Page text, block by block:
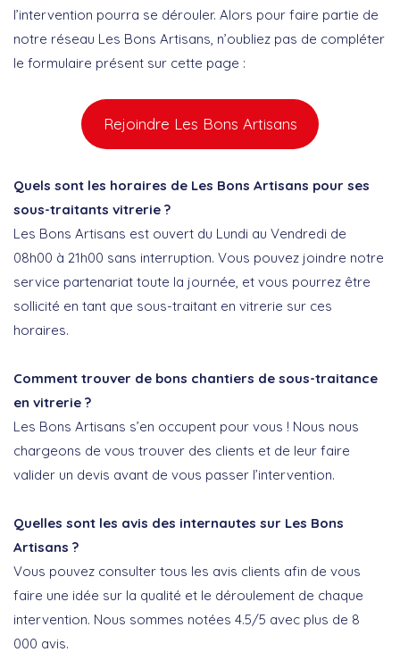
l’intervention pourra se dérouler. Alors pour faire partie de
notre réseau Les Bons Artisans, n’oubliez pas de compléter
le formulaire présent sur cette page :
Rejoindre Les Bons Artisans
Quels sont les horaires de Les Bons Artisans pour ses
sous-traitants vitrerie ?
Les Bons Artisans est ouvert du Lundi au Vendredi de
08h00 à 21h00 sans interruption. Vous pouvez joindre notre
service partenariat toute la journée, et vous pourrez être
sollicité en tant que sous-traitant en vitrerie sur ces
horaires.
Comment trouver de bons chantiers de sous-traitance
en vitrerie ?
Les Bons Artisans s’en occupent pour vous ! Nous nous
chargeons de vous trouver des clients et de leur faire
valider un devis avant de vous passer l’intervention.
Quelles sont les avis des internautes sur Les Bons
Artisans ?
Vous pouvez consulter tous les avis clients afin de vous
faire une idée sur la qualité et le déroulement de chaque
intervention. Nous sommes notées 4.5/5 avec plus de 8
000 avis.